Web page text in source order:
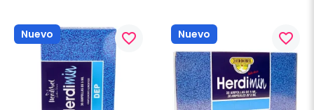
Nuevo favorite_border Nuevo favorite_border